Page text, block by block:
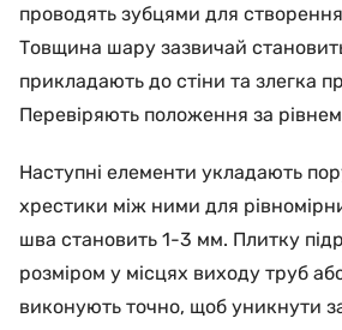
проводять зубцями для
Товщина шару зазвичай
прикладають до стіни та злегка
Перевіряють положення за
Наступні елементи укладають
хрестики між ними для
шва становить 1-3 мм. Плитку
розміром у місцях виходу труб
виконують точно, щоб уникнути